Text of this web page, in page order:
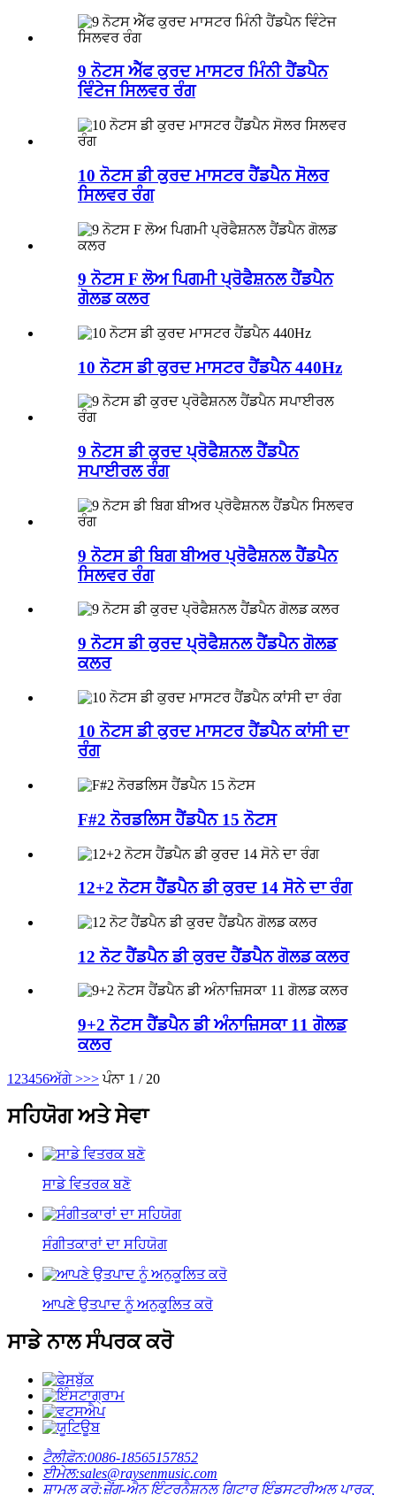
9 ਨੋਟਸ ਐੱਫ ਕੁਰਦ ਮਾਸਟਰ ਮਿੰਨੀ ਹੈਂਡਪੈਨ
ਵਿੰਟੇਜ ਸਿਲਵਰ ਰੰਗ
10 ਨੋਟਸ ਡੀ ਕੁਰਦ ਮਾਸਟਰ ਹੈਂਡਪੈਨ ਸੋਲਰ
ਸਿਲਵਰ ਰੰਗ
9 ਨੋਟਸ F ਲੋਅ ਪਿਗਮੀ ਪ੍ਰੋਫੈਸ਼ਨਲ ਹੈਂਡਪੈਨ
ਗੋਲਡ ਕਲਰ
10 ਨੋਟਸ ਡੀ ਕੁਰਦ ਮਾਸਟਰ ਹੈਂਡਪੈਨ 440Hz
9 ਨੋਟਸ ਡੀ ਕੁਰਦ ਪ੍ਰੋਫੈਸ਼ਨਲ ਹੈਂਡਪੈਨ
ਸਪਾਈਰਲ ਰੰਗ
9 ਨੋਟਸ ਡੀ ਬਿਗ ਬੀਅਰ ਪ੍ਰੋਫੈਸ਼ਨਲ ਹੈਂਡਪੈਨ
ਸਿਲਵਰ ਰੰਗ
9 ਨੋਟਸ ਡੀ ਕੁਰਦ ਪ੍ਰੋਫੈਸ਼ਨਲ ਹੈਂਡਪੈਨ ਗੋਲਡ
ਕਲਰ
10 ਨੋਟਸ ਡੀ ਕੁਰਦ ਮਾਸਟਰ ਹੈਂਡਪੈਨ ਕਾਂਸੀ ਦਾ
ਰੰਗ
F#2 ਨੋਰਡਲਿਸ ਹੈਂਡਪੈਨ 15 ਨੋਟਸ
12+2 ਨੋਟਸ ਹੈਂਡਪੈਨ ਡੀ ਕੁਰਦ 14 ਸੋਨੇ ਦਾ ਰੰਗ
12 ਨੋਟ ਹੈਂਡਪੈਨ ਡੀ ਕੁਰਦ ਹੈਂਡਪੈਨ ਗੋਲਡ ਕਲਰ
9+2 ਨੋਟਸ ਹੈਂਡਪੈਨ ਡੀ ਅੰਨਾਜ਼ਿਸਕਾ 11 ਗੋਲਡ
ਕਲਰ
1 23456ਅੱਗੇ >>> ਪੰਨਾ 1 / 20
ਸਹਿਯੋਗ ਅਤੇ ਸੇਵਾ
ਸਾਡੇ ਵਿਤਰਕ ਬਣੋ
ਸੰਗੀਤਕਾਰਾਂ ਦਾ ਸਹਿਯੋਗ
ਆਪਣੇ ਉਤਪਾਦ ਨੂੰ ਅਨੁਕੂਲਿਤ ਕਰੋ
ਸਾਡੇ ਨਾਲ ਸੰਪਰਕ ਕਰੋ
ਟੈਲੀਫ਼ੋਨ:0086-18565157852
ਈਮੇਲ:sales@raysenmusic.com
ਸ਼ਾਮਲ ਕਰੋ:ਜ਼ੇਂਗ-ਐਨ ਇੰਟਰਨੈਸ਼ਨਲ ਗਿਟਾਰ ਇੰਡਸਟਰੀਅਲ ਪਾਰਕ, ​​